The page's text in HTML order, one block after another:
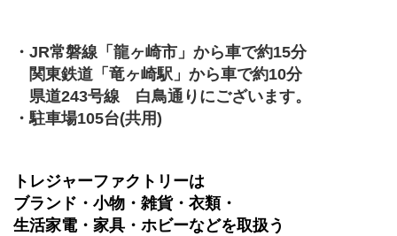
・JR常磐線「龍ヶ崎市」から車で約15分
関東鉄道「竜ヶ崎駅」から車で約10分
県道243号線　白鳥通りにございます。
・駐車場105台(共用)
トレジャーファクトリーは
ブランド・小物・雑貨・衣類・
生活家電・家具・ホビーなどを取扱う